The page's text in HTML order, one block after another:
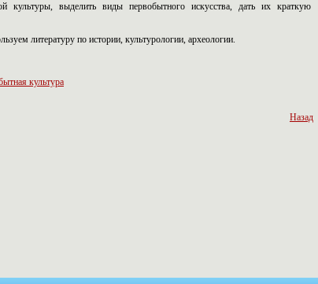
культуры, выделить виды первобытного искусства, дать их краткую
литературу по истории, культурологии, археологии.
культура
Назад